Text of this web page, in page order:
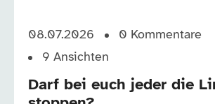
08.07.2026 0 Kommentare
9 Ansichten
Darf bei euch jeder die